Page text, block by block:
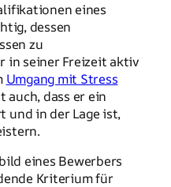
eines
dessen
zu
in seiner Freizeit aktiv
Umgang mit Stress
dass er ein
und in der Lage ist,
eines Bewerbers
Kriterium für